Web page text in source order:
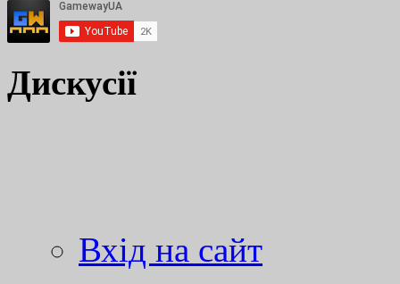
Дискусії
Вхід на сайт